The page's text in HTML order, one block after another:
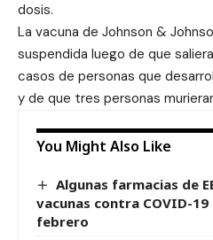
dosis.
La vacuna de Johnson &
suspendida luego de que
casos de personas que
y de que tres personas
You Might Also Like
Algunas farmacias de
vacunas contra COVID-19
febrero